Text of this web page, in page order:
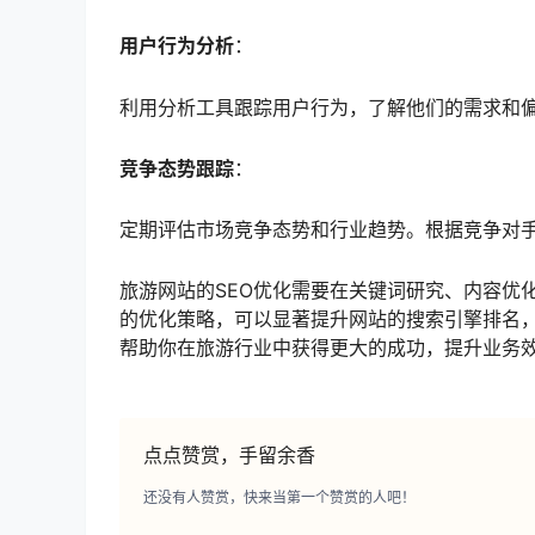
用户行为分析：
利用分析工具跟踪用户行为，了解他们的需求和
竞争态势跟踪：
定期评估市场竞争态势和行业趋势。根据竞争对
旅游网站的SEO优化需要在关键词研究、内容
的优化策略，可以显著提升网站的搜索引擎排名
帮助你在旅游行业中获得更大的成功，提升业务
点点赞赏，手留余香
还没有人赞赏，快来当第一个赞赏的人吧！